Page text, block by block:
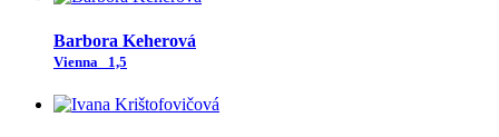
Barbora Keherová
Vienna 1,5